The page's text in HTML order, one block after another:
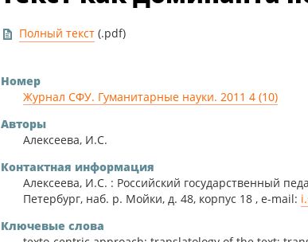
Гуманитарные науки
Полный текст (.pdf)
Номер
Журнал СФУ. Гуманитарные науки. 2011 4 (10)
Авторы
Алексеева, И.С.
Контактная информация
Алексеева, И.С. : Российский государственный
Петербург, наб. р. Мойки, д. 48, корпус 18 , e-mail:
Ключевые слова